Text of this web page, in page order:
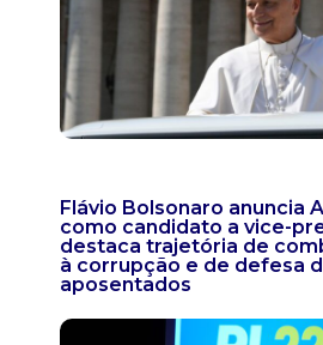
Flávio Bolsonaro anuncia
como candidato a vice-
destaca trajetória de
à corrupção e de defesa
aposentados